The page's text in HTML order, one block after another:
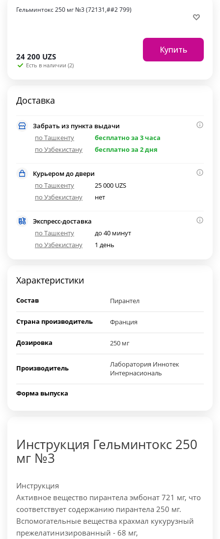
Гельминтокс 250 мг №3 (72131,##2 799)
24 200 UZS
Есть в наличии (2)
Купить
Доставка
Забрать из пункта выдачи
по Ташкенту
бесплатно за 3 часа
по Узбекистану
бесплатно за 2 дня
Курьером до двери
по Ташкенту
25 000 UZS
по Узбекистану
нет
Экспресс-доставка
по Ташкенту
до 40 минут
по Узбекистану
1 день
Характеристики
Состав Пирантел
Страна производитель Франция
Дозировка 250 мг
Производитель
Лаборатория Иннотек
Интернасиональ
Форма выпуска
Инструкция Гельминтокс 250
мг №3
Инструкция
Активное вещество пирантела эмбонат 721 мг, что
соответствует содержанию пирантела 250 мг.
Вспомогательные вещества крахмал кукурузный
прежелатинизированный - 68 мг,